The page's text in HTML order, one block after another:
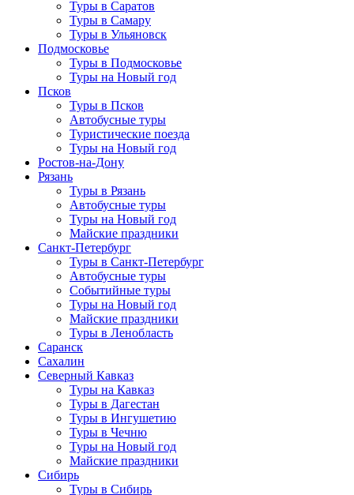
Туры в Саратов
Туры в Самару
Туры в Ульяновск
Подмосковье
Туры в Подмосковье
Туры на Новый год
Псков
Туры в Псков
Автобусные туры
Туристические поезда
Туры на Новый год
Ростов-на-Дону
Рязань
Туры в Рязань
Автобусные туры
Туры на Новый год
Майские праздники
Санкт-Петербург
Туры в Санкт-Петербург
Автобусные туры
Событийные туры
Туры на Новый год
Майские праздники
Туры в Ленобласть
Саранск
Сахалин
Северный Кавказ
Туры на Кавказ
Туры в Дагестан
Туры в Ингушетию
Туры в Чечню
Туры на Новый год
Майские праздники
Сибирь
Туры в Сибирь